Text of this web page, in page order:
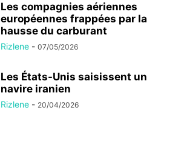
Les compagnies aériennes
européennes frappées par la
hausse du carburant
Rizlene - 07/05/2026
Les États-Unis saisissent un
navire iranien
Rizlene - 20/04/2026